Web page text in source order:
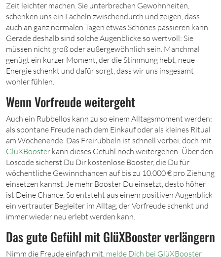
Zeit leichter machen. Sie unterbrechen Gewohnheiten,
schenken uns ein Lächeln zwischendurch und zeigen, dass
auch an ganz normalen Tagen etwas Schönes passieren kann.
Gerade deshalb sind solche Augenblicke so wertvoll: Sie
müssen nicht groß oder außergewöhnlich sein. Manchmal
genügt ein kurzer Moment, der die Stimmung hebt, neue
Energie schenkt und dafür sorgt, dass wir uns insgesamt
wohler fühlen.
Wenn Vorfreude weitergeht
Auch ein Rubbellos kann zu so einem Alltagsmoment werden:
als spontane Freude nach dem Einkauf oder als kleines Ritual
am Wochenende. Das Freirubbeln ist schnell vorbei, doch mit
GlüXBooster kann dieses Gefühl noch weitergehen: Über den
Loscode sicherst Du Dir kostenlose Booster, die Du für
wöchentliche Gewinnchancen auf bis zu 10.000 € pro Ziehung
einsetzen kannst. Je mehr Booster Du einsetzt, desto höher
ist Deine Chance. So entsteht aus einem positiven Augenblick
ein vertrauter Begleiter im Alltag, der Vorfreude schenkt und
immer wieder neu erlebt werden kann.
Das gute Gefühl mit GlüXBooster verlängern
Nimm die Freude einfach mit, melde Dich bei GlüXBooster